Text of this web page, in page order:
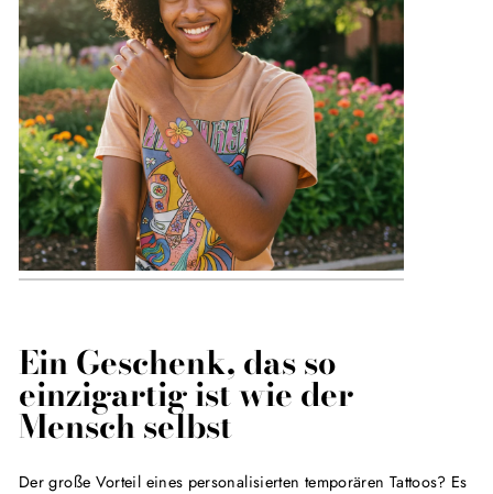
Ein Geschenk, das so
einzigartig ist wie der
Mensch selbst
Der große Vorteil eines personalisierten temporären Tattoos? Es